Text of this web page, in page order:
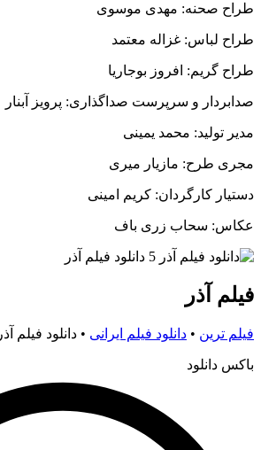
طراح صحنه: مهدی موسوی
طراح لباس: غزاله معتمد
طراح گریم: افروز بوجاریا
صدابردار و سرپرست صداگذاری: پرویز آبنار
مدیر تولید: محمد یمینی
مجری طرح: مازیار میری
دستیار کارگردان: کریم امینی
عکاس: سحاب زری باف
فیلم آذر
فیلم ترین • دانلود فیلم ایرانی • دانلود فیلم آذر
باکس دانلود